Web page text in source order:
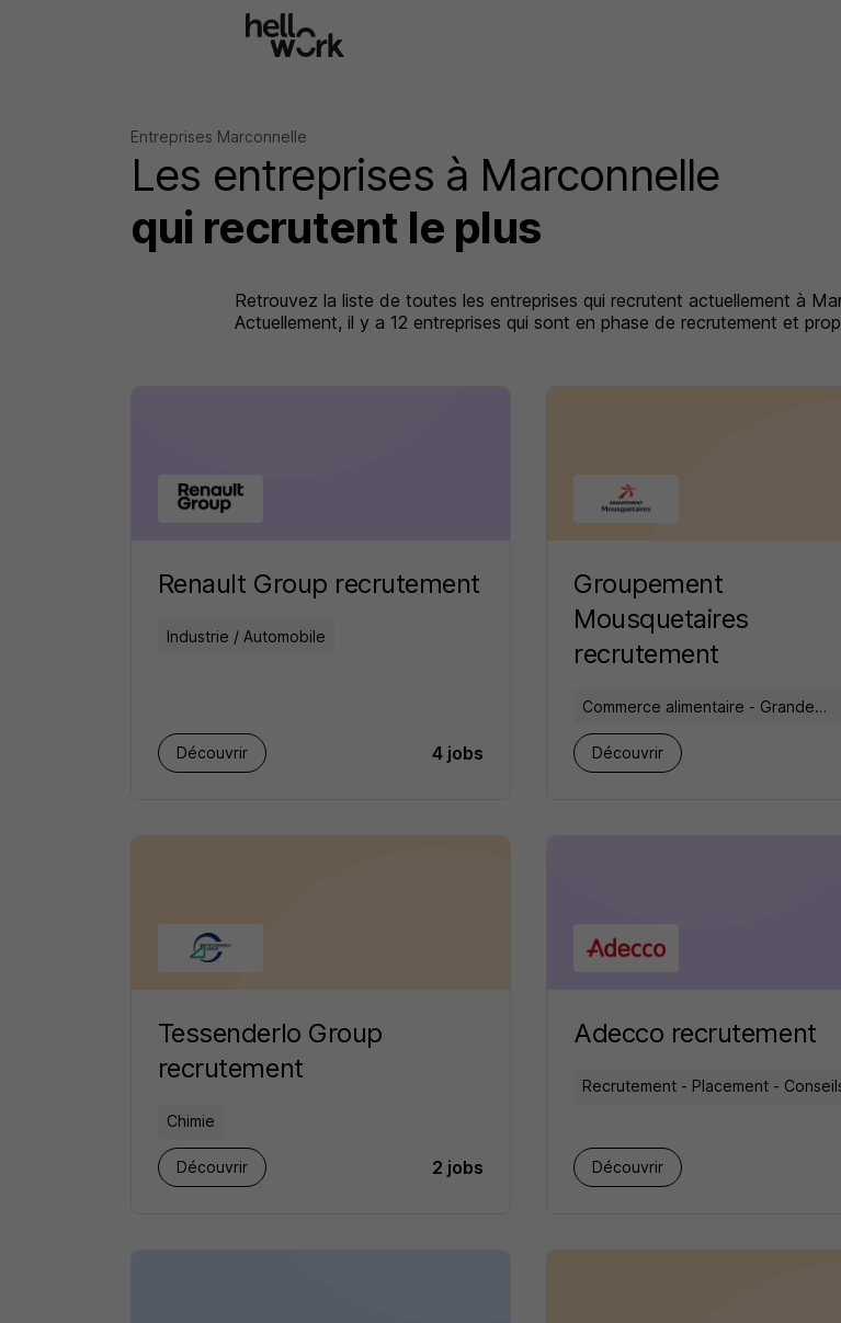
Entreprises Marconnelle
Les entreprises à Marconnelle
qui recrutent le plus
Retrouvez la liste de toutes les entreprises qui recrutent actuellement à
Actuellement, il y a 12 entreprises qui sont en phase de recrutement et
Renault Group recrutement
Industrie / Automobile
Découvrir 4 jobs
Groupement
Mousquetaires
recrutement
Commerce alimentaire - Grande
distribution
Découvrir
Tessenderlo Group
recrutement
Chimie
Découvrir 2 jobs
Adecco recrutement
Recrutement - Placement -
Découvrir